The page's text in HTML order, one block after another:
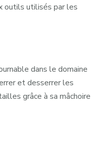
outils utilisés par les
dans le domaine
et desserrer les
grâce à sa mâchoire